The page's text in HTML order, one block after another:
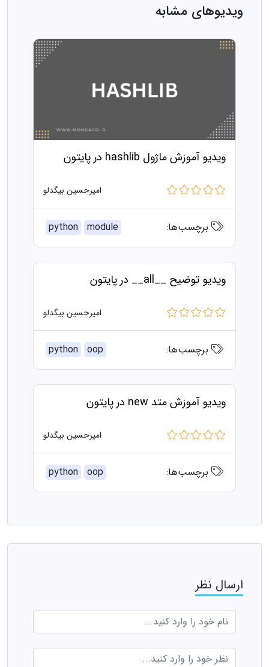
ویدیوهای مشابه
ویدیو آموزش ماژول hashlib در پایتون
امیرحسین بیگدلو
برچسب‌ها: python module
ویدیو توضیح __all__ در پایتون
امیرحسین بیگدلو
برچسب‌ها: python oop
ویدیو آموزش متد new در پایتون
امیرحسین بیگدلو
برچسب‌ها: python oop
ارسال نظر